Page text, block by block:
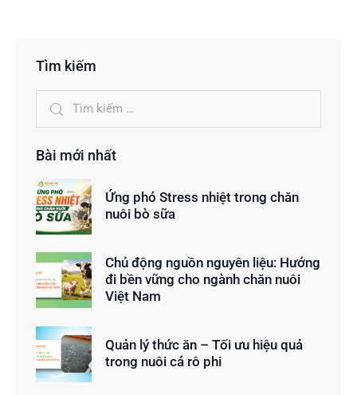
Tìm kiếm
Bài mới nhất
Ứng phó Stress nhiệt trong chăn
nuôi bò sữa
Chủ động nguồn nguyên liệu: Hướng
đi bền vững cho ngành chăn nuôi
Việt Nam
Quản lý thức ăn – Tối ưu hiệu quả
trong nuôi cá rô phi